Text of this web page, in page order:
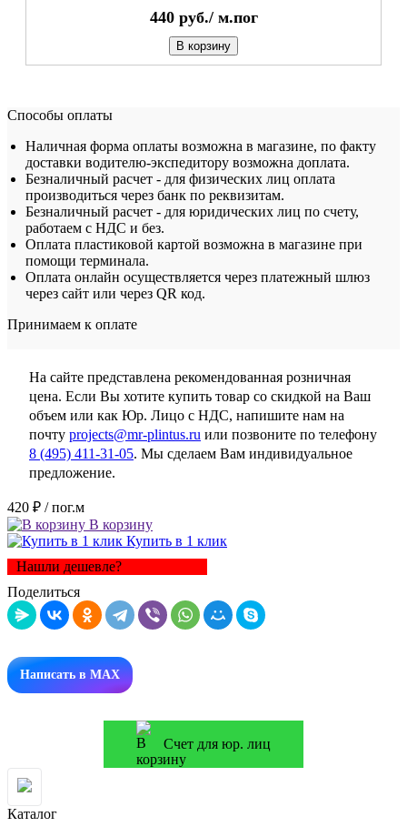
440 руб./ м.пог
В корзину
Способы оплаты
Наличная форма оплаты возможна в магазине, по факту
доставки водителю-экспедитору возможна доплата.
Безналичный расчет - для физических лиц оплата
производиться через банк по реквизитам.
Безналичный расчет - для юридических лиц по счету,
работаем с НДС и без.
Оплата пластиковой картой возможна в магазине при
помощи терминала.
Оплата онлайн осуществляется через платежный шлюз
через сайт или через QR код.
Принимаем к оплате
На сайте представлена рекомендованная розничная
цена. Если Вы хотите купить товар со скидкой на Ваш
объем или как Юр. Лицо с НДС, напишите нам на
почту projects@mr-plintus.ru или позвоните по телефону
8 (495) 411-31-05. Мы сделаем Вам индивидуальное
предложение.
420 ₽ / пог.м
В корзину
Купить в 1 клик
Нашли дешевле?
Поделиться
Написать в MAX
Счет для юр. лиц
Каталог